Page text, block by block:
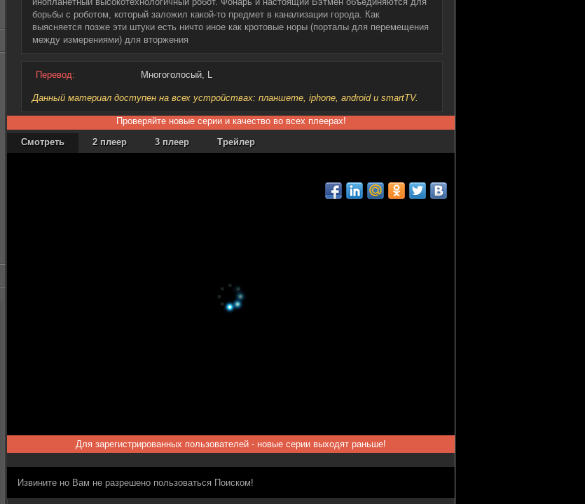
борьбы с роботом, который заложил какой-то предмет в канализации города. Как
выясняется позже эти штуки есть ничто иное как кротовые норы (порталы для перемещения
между измерениями) для вторжения
Перевод: Многоголосый, L
Данный материал доступен на всех устройствах: планшете, iphone, android и smartTV.
Проверяйте новые серии и качество во всех плеерах!
Смотреть
2 плеер 3 плеер Трейлер
Для зарегистрированных пользователей - новые серии выходят раньше!
Извините но Вам не разрешено пользоваться Поиском!